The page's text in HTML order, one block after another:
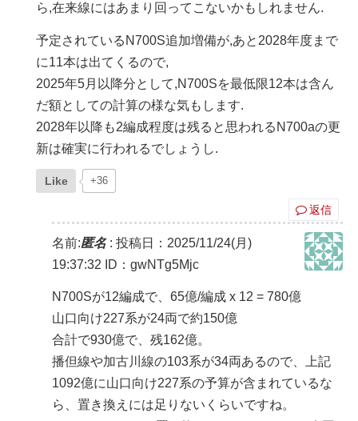
ら,在来線にはあまり回ってこないかもしれません.
予定されているN700S追加増備が,あと2028年度まで
に11本は出てくるので,
2025年5月以降分として,N700Sを最低限12本は含ん
だ額としての計算の様な気もします.
2028年以降も2編成程度は残ると思われるN700aの更
新は確実に行われるでしょうし.
Like +36
返信
名前:匿名: 投稿日：2025/11/24(月)
19:37:32
ID：gwNTg5Mjc
N700Sが12編成で、65億/編成 x 12 = 780億
山口向け227系が24両で約150億
合計で930億で、残162億。
播但線や加古川線の103系が34両あるので、上記
1092億に山口向け227系の予算が含まれているな
ら、置き換えには足りないくらいですね。